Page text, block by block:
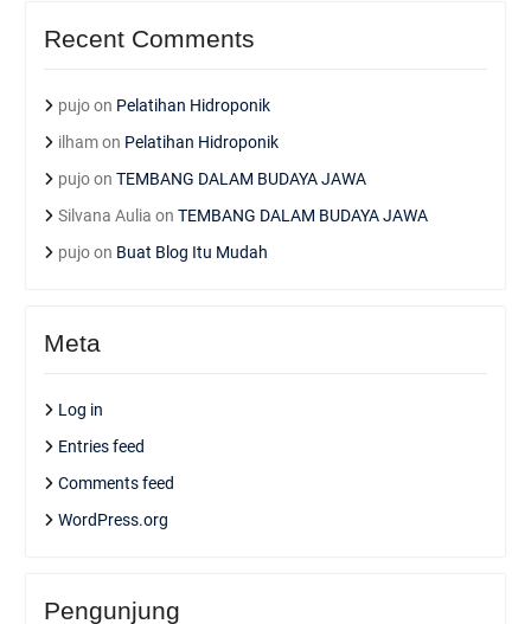
Recent Comments
pujoon Pelatihan Hidroponik
ilhamon Pelatihan Hidroponik
pujoon TEMBANG DALAM BUDAYA JAWA
Silvana Aulia on TEMBANG DALAM BUDAYA JAWA
pujoon Buat Blog Itu Mudah
Meta
Log in
Entries feed
Comments feed
WordPress.org
Pengunjung